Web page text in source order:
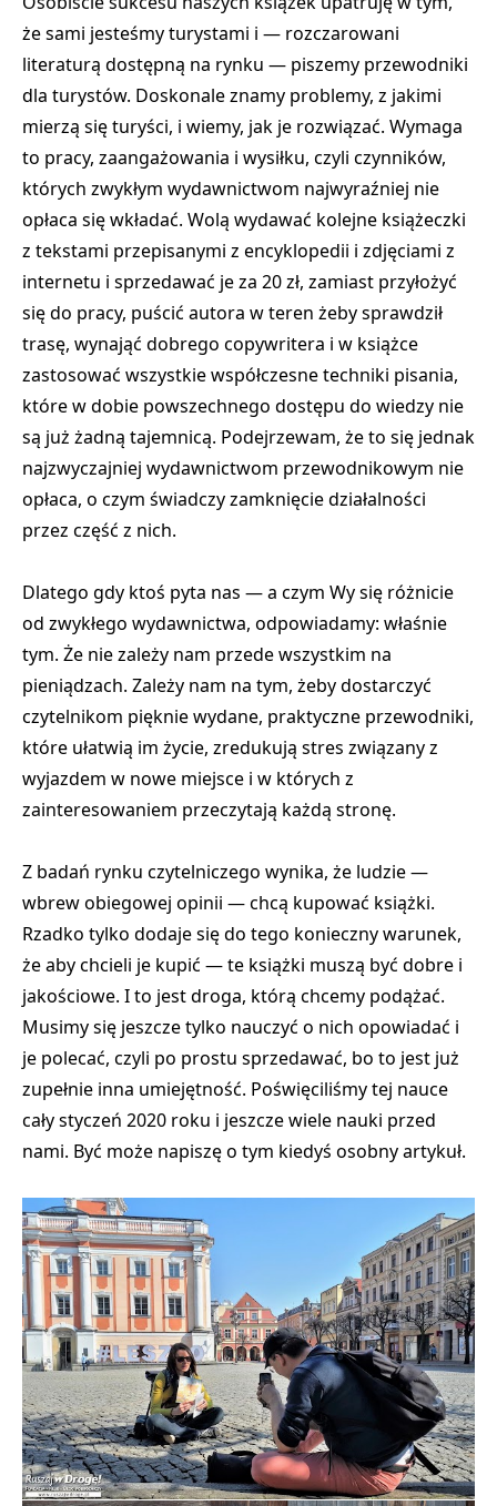
że sami jesteśmy turystami i — rozczarowani
literaturą dostępną na rynku — piszemy przewodniki
dla turystów. Doskonale znamy problemy, z jakimi
mierzą się turyści, i wiemy, jak je rozwiązać. Wymaga
to pracy, zaangażowania i wysiłku, czyli czynników,
których zwykłym wydawnictwom najwyraźniej nie
opłaca się wkładać. Wolą wydawać kolejne książeczki
z tekstami przepisanymi z encyklopedii i zdjęciami z
internetu i sprzedawać je za 20 zł, zamiast przyłożyć
się do pracy, puścić autora w teren żeby sprawdził
trasę, wynająć dobrego copywritera i w książce
zastosować wszystkie współczesne techniki pisania,
które w dobie powszechnego dostępu do wiedzy nie
są już żadną tajemnicą. Podejrzewam, że to się jednak
najzwyczajniej wydawnictwom przewodnikowym nie
opłaca, o czym świadczy zamknięcie działalności
przez część z nich.
Dlatego gdy ktoś pyta nas — a czym Wy się różnicie
od zwykłego wydawnictwa, odpowiadamy: właśnie
tym. Że nie zależy nam przede wszystkim na
pieniądzach. Zależy nam na tym, żeby dostarczyć
czytelnikom pięknie wydane, praktyczne przewodniki,
które ułatwią im życie, zredukują stres związany z
wyjazdem w nowe miejsce i w których z
zainteresowaniem przeczytają każdą stronę.
Z badań rynku czytelniczego wynika, że ludzie —
wbrew obiegowej opinii — chcą kupować książki.
Rzadko tylko dodaje się do tego konieczny warunek,
że aby chcieli je kupić — te książki muszą być dobre i
jakościowe. I to jest droga, którą chcemy podążać.
Musimy się jeszcze tylko nauczyć o nich opowiadać i
je polecać, czyli po prostu sprzedawać, bo to jest już
zupełnie inna umiejętność. Poświęciliśmy tej nauce
cały styczeń 2020 roku i jeszcze wiele nauki przed
nami. Być może napiszę o tym kiedyś osobny artykuł.